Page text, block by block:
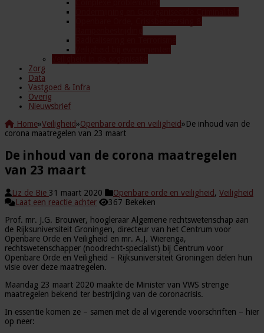
Zorg
Data
Vastgoed & Infra
Overig
Nieuwsbrief
Home»Veiligheid»Openbare orde en veiligheid»De inhoud van de
corona maatregelen van 23 maart
De inhoud van de corona maatregelen
van 23 maart
Liz de Bie 31 maart 2020 Openbare orde en veiligheid, Veiligheid
Laat een reactie achter
367 Bekeken
Prof. mr. J.G. Brouwer, hoogleraar Algemene rechtswetenschap aan
de Rijksuniversiteit Groningen, directeur van het Centrum voor
Openbare Orde en Veiligheid en mr. A.J. Wierenga,
rechtswetenschapper (noodrecht-specialist) bij Centrum voor
Openbare Orde en Veiligheid – Rijksuniversiteit Groningen delen hun
visie over deze maatregelen.
Maandag 23 maart 2020 maakte de Minister van VWS strenge
maatregelen bekend ter bestrijding van de coronacrisis.
In essentie komen ze – samen met de al vigerende voorschriften – hier
op neer: